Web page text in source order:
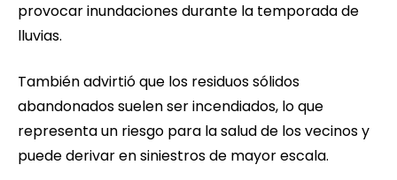
provocar inundaciones durante la temporada de
lluvias.
También advirtió que los residuos sólidos
abandonados suelen ser incendiados, lo que
representa un riesgo para la salud de los vecinos y
puede derivar en siniestros de mayor escala.